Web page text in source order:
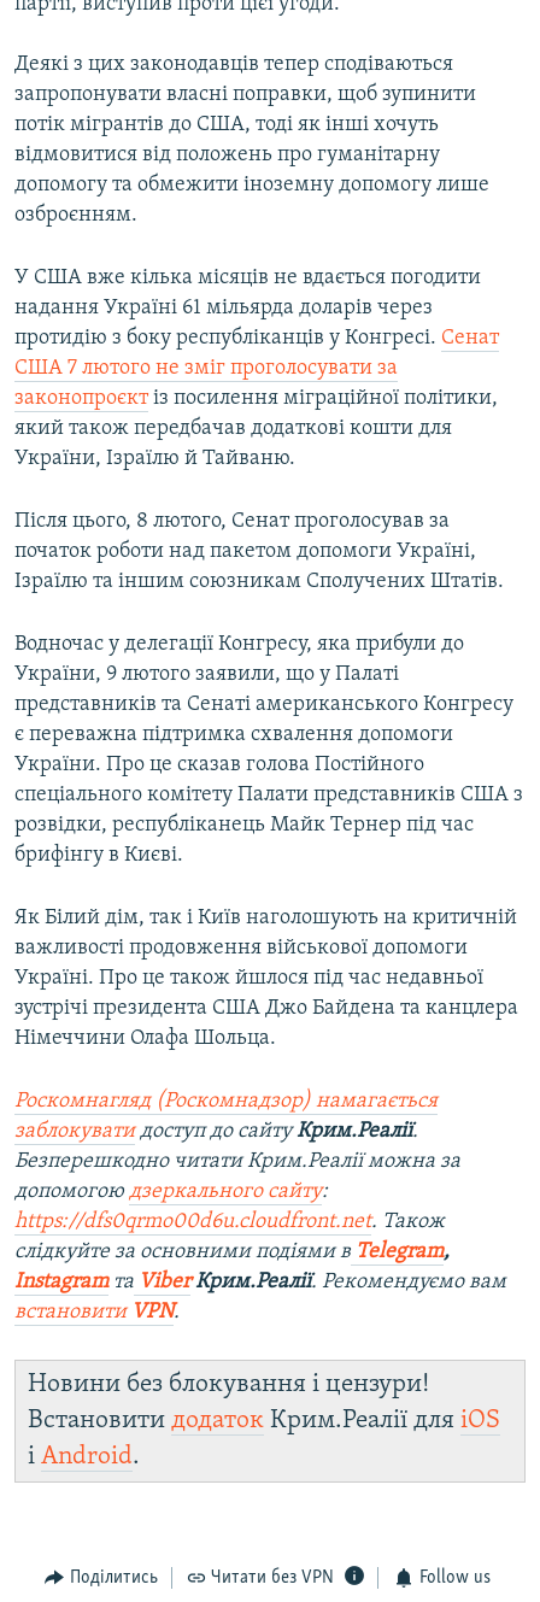
партії, виступив проти цієї угоди.
Деякі з цих законодавців тепер сподіваються
запропонувати власні поправки, щоб зупинити
потік мігрантів до США, тоді як інші хочуть
відмовитися від положень про гуманітарну
допомогу та обмежити іноземну допомогу лише
озброєнням.
У США вже кілька місяців не вдається погодити
надання Україні 61 мільярда доларів через
протидію з боку республіканців у Конгресі. Сенат
США 7 лютого не зміг проголосувати за
законопроєктіз посилення міграційної політики,
який також передбачав додаткові кошти для
України, Ізраїлю й Тайваню.
Після цього, 8 лютого, Сенат проголосував за
початок роботи над пакетом допомоги Україні,
Ізраїлю та іншим союзникам Сполучених Штатів.
Водночас у делегації Конгресу, яка прибули до
України, 9 лютого заявили, що у Палаті
представників та Сенаті американського Конгресу
є переважна підтримка схвалення допомоги
України. Про це сказав голова Постійного
спеціального комітету Палати представників США з
розвідки, республіканець Майк Тернер під час
брифінгу в Києві.
Як Білий дім, так і Київ наголошують на критичній
важливості продовження військової допомоги
Україні. Про це також йшлося під час недавньої
зустрічі президента США Джо Байдена та канцлера
Німеччини Олафа Шольца.
Роскомнагляд (Роскомнадзор) намагається
заблокуватидоступ до сайтуКрим.Реалії.
Безперешкодно читати Крим.Реалії можна за
допомогою дзеркального сайту:
https://dfs0qrmo00d6u.cloudfront.net. Також
слідкуйте за основними подіями в Telegram,
Instagramта ViberКрим.Реалії. Рекомендуємо вам
встановити VPN.
Новини без блокування і цензури!
Встановити додаток Крим.Реалії для iOS
і Android.
Поділитись Читати без VPN Follow us